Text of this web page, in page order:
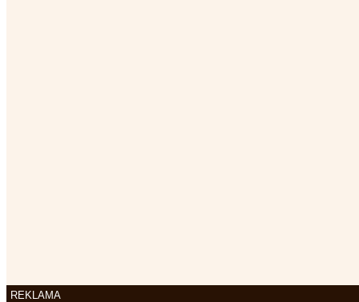
REKLAMA